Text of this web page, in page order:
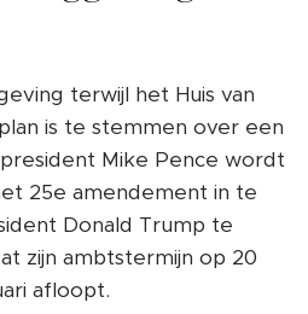
terwijl het Huis van
is te stemmen over een
Mike Pence wordt
25e amendement in te
Donald Trump te
zijn ambtstermijn op 20
afloopt.